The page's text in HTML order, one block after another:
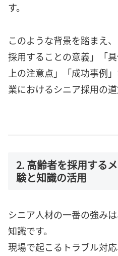
す。
このような背景を踏まえ
採用することの意義」「
上の注意点」「成功事例
業におけるシニア採用の道
2. 高齢者を採用する
験と知識の活用
シニア人材の一番の強み
知識です。
現場で起こるトラブル対